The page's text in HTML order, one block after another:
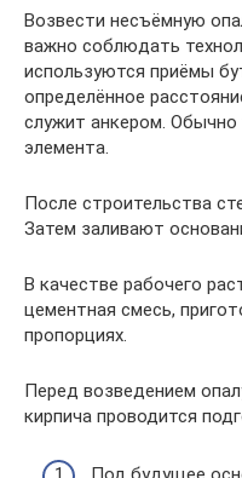
Возвести несъёмную
важно соблюдать
используются приёмы
определённое
служит анкером.
элемента.
После строительства
Затем заливают
В качестве рабочего
цементная смесь,
пропорциях.
Перед возведением
кирпича проводится